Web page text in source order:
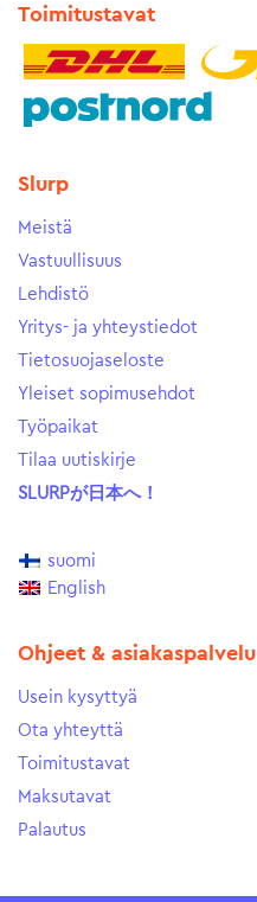
Toimitustavat
Slurp
Meistä
Vastuullisuus
Lehdistö
Yritys- ja yhteystiedot
Tietosuojaseloste
Yleiset sopimusehdot
Työpaikat
Tilaa uutiskirje
SLURPが日本へ！
suomi
English
Ohjeet & asiakaspalvelu
Usein kysyttyä
Ota yhteyttä
Toimitustavat
Maksutavat
Palautus